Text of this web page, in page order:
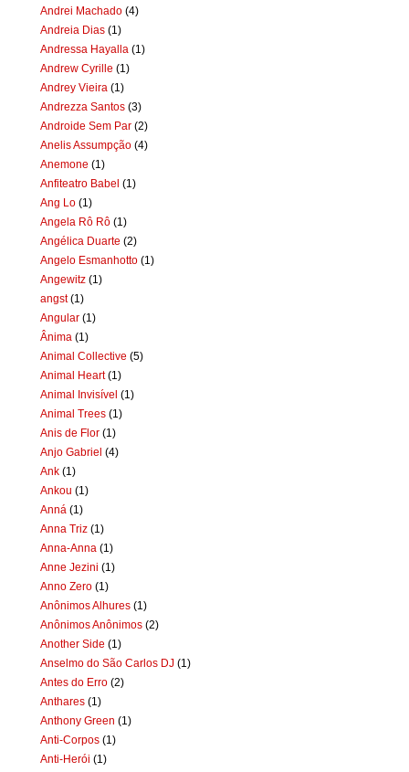
Andrei Machado (4)
Andreia Dias (1)
Andressa Hayalla (1)
Andrew Cyrille (1)
Andrey Vieira (1)
Andrezza Santos (3)
Androide Sem Par (2)
Anelis Assumpção (4)
Anemone (1)
Anfiteatro Babel (1)
Ang Lo (1)
Angela Rô Rô (1)
Angélica Duarte (2)
Angelo Esmanhotto (1)
Angewitz (1)
angst (1)
Angular (1)
Ânima (1)
Animal Collective (5)
Animal Heart (1)
Animal Invisível (1)
Animal Trees (1)
Anis de Flor (1)
Anjo Gabriel (4)
Ank (1)
Ankou (1)
Anná (1)
Anna Triz (1)
Anna-Anna (1)
Anne Jezini (1)
Anno Zero (1)
Anônimos Alhures (1)
Anônimos Anônimos (2)
Another Side (1)
Anselmo do São Carlos DJ (1)
Antes do Erro (2)
Anthares (1)
Anthony Green (1)
Anti-Corpos (1)
Anti-Herói (1)